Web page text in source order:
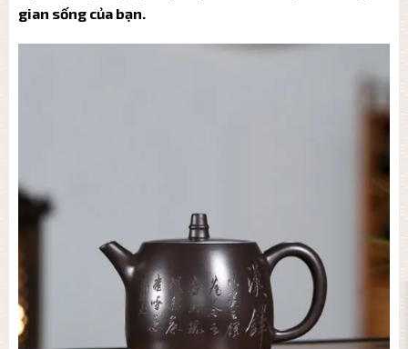
gian sống của bạn.